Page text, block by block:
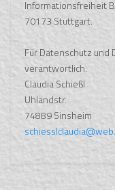
Informationsfreiheit
70173 Stuttgart.
Für Datenschutz
verantwortlich:
Claudia Schießl
Uhlandstr.
74889 Sinsheim